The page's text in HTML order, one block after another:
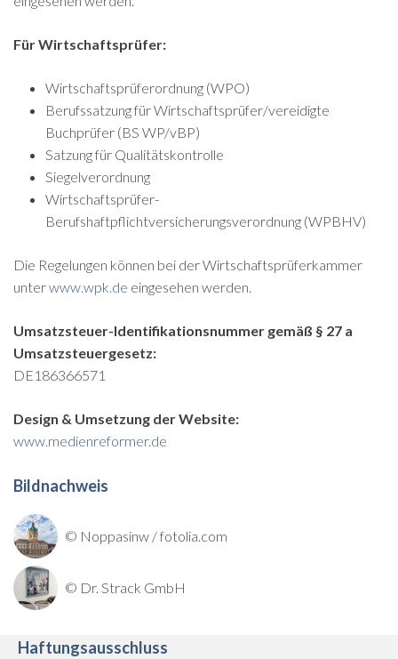
Für Wirtschaftsprüfer:
Wirtschaftsprüferordnung (WPO)
Berufssatzung für Wirtschaftsprüfer/vereidigte
Buchprüfer (BS WP/vBP)
Satzung für Qualitätskontrolle
Siegelverordnung
Wirtschaftsprüfer-
Berufshaftpflichtversicherungsverordnung (WPBHV)
Die Regelungen können bei der Wirtschaftsprüferkammer
unterwww.wpk.de eingesehen werden.
Umsatzsteuer-Identifikationsnummer gemäß § 27 a
Umsatzsteuergesetz:
DE186366571
Design & Umsetzung der Website:
www.medienreformer.de
Bildnachweis
© Noppasinw / fotolia.com
© Dr. Strack GmbH
Haftungsausschluss